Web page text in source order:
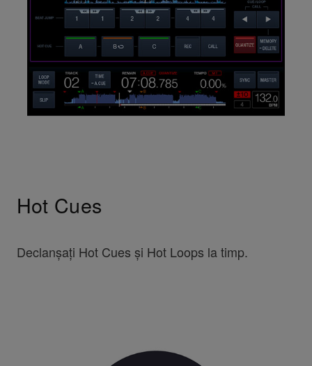
Hot Cues
Declanșați Hot Cues și Hot Loops la timp.